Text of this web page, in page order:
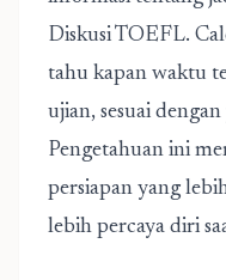
Diskusi TOEFL.
tahu kapan waktu
ujian, sesuai
Pengetahuan ini
persiapan yang
lebih percaya diri